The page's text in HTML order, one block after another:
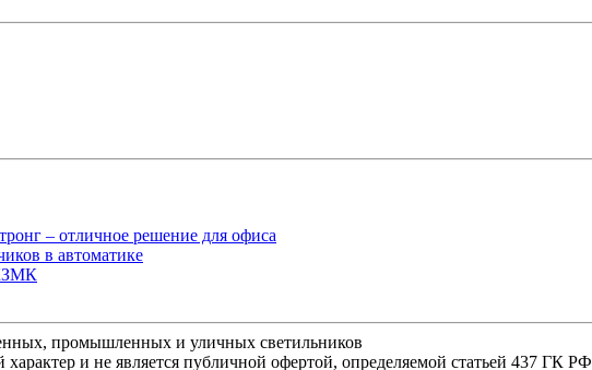
– отличное решение для офиса
в автоматике
промышленных и уличных светильников
и не является публичной офертой, определяемой статьей 437 ГК РФ